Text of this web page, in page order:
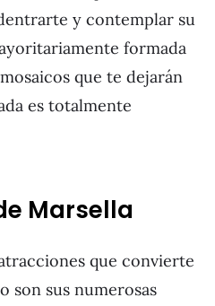
y contemplar su
formada
que te dejarán
es totalmente
Marsella
que convierte
son sus numerosas